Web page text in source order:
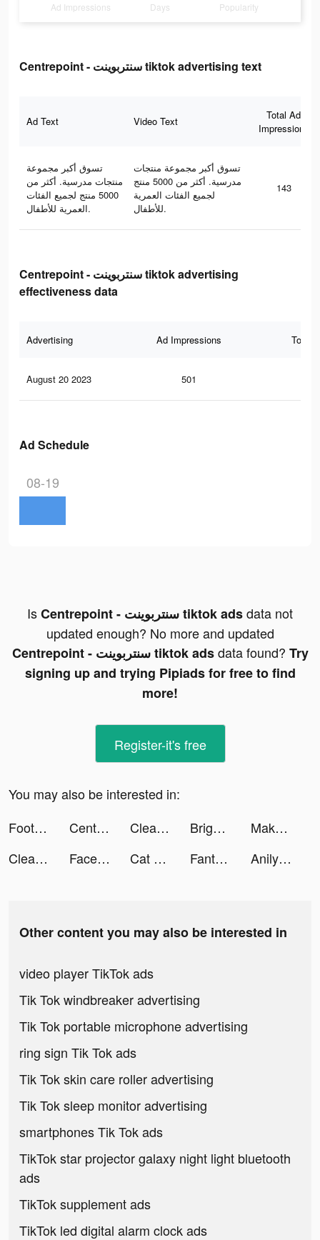
Ad Impressions Days Popularity
Centrepoint - سنتربوينت tiktok advertising text
Ad Text Video Text
Total Ad
Impressions
تسوق أكبر مجموعة
منتجات مدرسية. أكثر من
5000 منتج لجميع الفئات
العمرية للأطفال.
تسوق أكبر مجموعة منتجات
مدرسية. أكثر من 5000 منتج
لجميع الفئات العمرية
للأطفال.
143
Centrepoint - سنتربوينت tiktok advertising
effectiveness data
Advertising Ad Impressions Total
August 20 2023 501
Ad Schedule
08-19
Is Centrepoint - سنتربوينت tiktok adsdata not
updated enough? No more and updated
Centrepoint - سنتربوينت tiktok adsdata found? Try
signing up and trying Pipiads for free to find
more!
Register-it's free
You may also be interested in:
Football Strike tiktok ads
Centrepoint - سنتربوينت tiktok ads Clear and Shoot tiktok ads Bright Cinema tiktok ads
Makeover Studio: Makeup Games tiktok ads
Clear and Shoot tiktok ads
Facetune AI Photo/Video Editor tiktok ads Cat Life: Pet Simulator 3D tiktok ads Fanta Betting Tips tiktok ads Anilyme Pro：Anilyme Planet tiktok ads
Other content you may also be interested in
video player TikTok ads
Tik Tok windbreaker advertising
Tik Tok portable microphone advertising
ring sign Tik Tok ads
Tik Tok skin care roller advertising
Tik Tok sleep monitor advertising
smartphones Tik Tok ads
TikTok star projector galaxy night light bluetooth
ads
TikTok supplement ads
TikTok led digital alarm clock ads